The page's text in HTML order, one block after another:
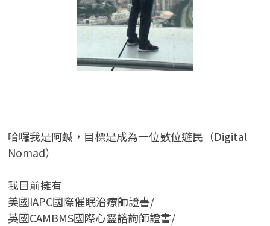
哈囉我是阿鹹，目標是成為一位數位遊民（Digital
Nomad）
我目前擁有
美國IAPC國際催眠治療師證書/
英國CAMBMS國際心靈諮詢師證書/